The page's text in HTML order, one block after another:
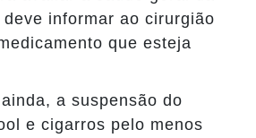
informar ao cirurgião
que esteja
a suspensão do
e cigarros pelo menos